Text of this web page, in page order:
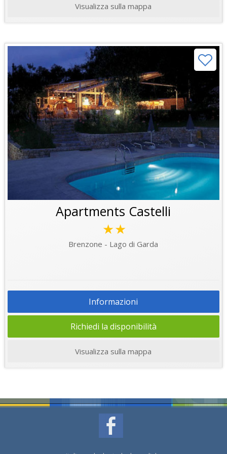
Visualizza sulla mappa
Apartments Castelli
★★
Brenzone - Lago di Garda
Informazioni
Richiedi la disponibilità
Visualizza sulla mappa